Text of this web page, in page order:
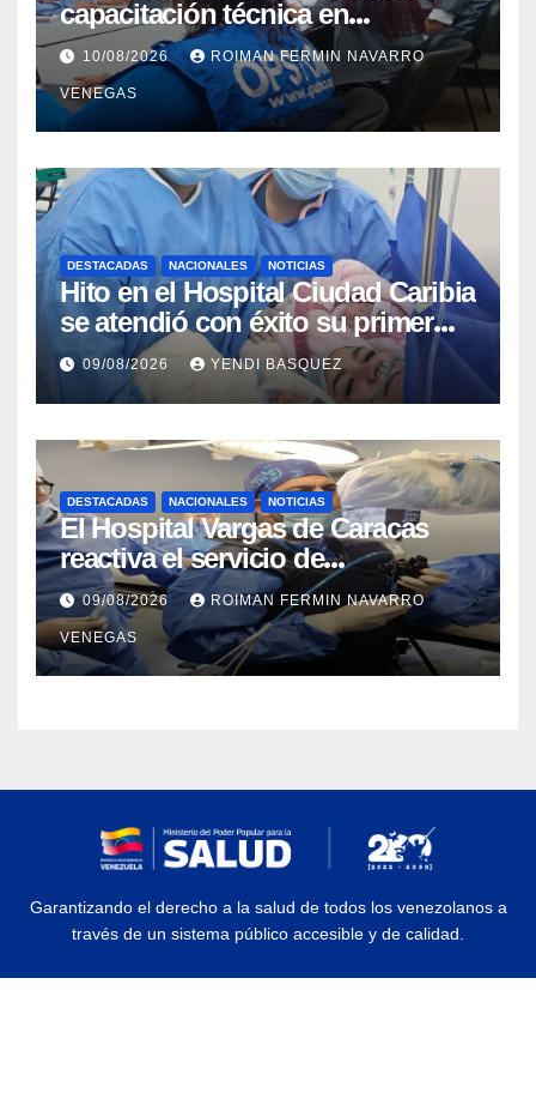
capacitación técnica en
Inteligencia Epidémica junto a la
Organización Panamericana de la
Salud
10/08/2026 ROIMAN FERMIN NAVARRO
VENEGAS
DESTACADAS NACIONALES NOTICIAS
Hito en el Hospital Ciudad Caribia
se atendió con éxito su primer
parto gemelar
09/08/2026 YENDI BASQUEZ
DESTACADAS NACIONALES NOTICIAS
El Hospital Vargas de Caracas
reactiva el servicio de
Colangiopancreatografía
Retrógrada Endoscópica para
beneficiar a cientos de pacientes
09/08/2026 ROIMAN FERMIN NAVARRO
VENEGAS
Garantizando el derecho a la salud de todos los venezolanos a
través de un sistema público accesible y de calidad.